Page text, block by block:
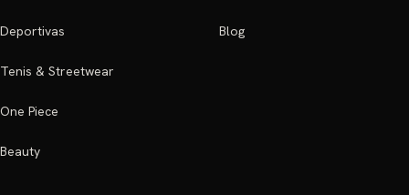
Deportivas
Tenis & Streetwear
One Piece
Beauty
Blog